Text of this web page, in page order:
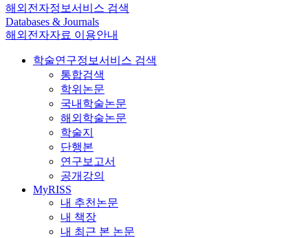
해외전자정보서비스 검색
Databases & Journals
해외전자자료 이용안내
학술연구정보서비스 검색
통합검색
학위논문
국내학술논문
해외학술논문
학술지
단행본
연구보고서
공개강의
MyRISS
내 추천논문
내 책장
내 최근 본 논문